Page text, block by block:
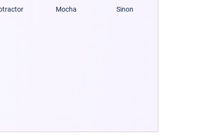
Mocha Sinon